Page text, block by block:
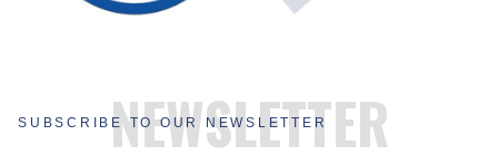
NEWSLETTER
SUBSCRIBE TO OUR NEWSLETTER